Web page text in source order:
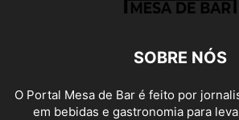
SOBRE NÓS
O Portal Mesa de Bar é feito por
em bebidas e gastronomia para